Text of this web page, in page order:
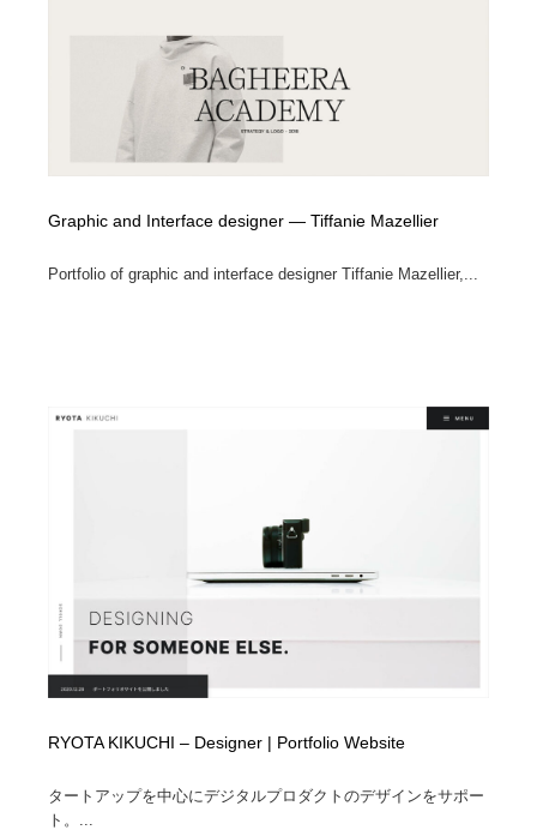
Graphic and Interface designer — Tiffanie Mazellier
Portfolio of graphic and interface designer Tiffanie Mazellier,...
RYOTA KIKUCHI – Designer | Portfolio Website
タートアップを中心にデジタルプロダクトのデザインをサポー
ト。...